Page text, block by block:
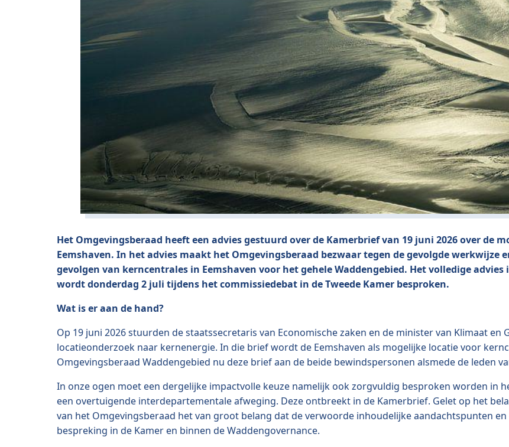
Het Omgevingsberaad heeft een advies gestuurd over de Kamerbrief van 19 juni 2026 over de
Eemshaven. In het advies maakt het Omgevingsberaad bezwaar tegen de gevolgde werkwijze
gevolgen van kerncentrales in Eemshaven voor het gehele Waddengebied. Het volledige
wordt donderdag 2 juli tijdens het commissiedebat in de Tweede Kamer besproken.
Wat is er aan de hand?
Op 19 juni 2026 stuurden de staatssecretaris van Economische zaken en de minister van Klimaat en
locatieonderzoek naar kernenergie. In die brief wordt de Eemshaven als mogelijke locatie voor
Omgevingsberaad Waddengebied nu deze brief aan de beide bewindspersonen alsmede de leden
In onze ogen moet een dergelijke impactvolle keuze namelijk ook zorgvuldig besproken worden in
een overtuigende interdepartementale afweging. Deze ontbreekt in de Kamerbrief. Gelet op het
van het Omgevingsberaad het van groot belang dat de verwoorde inhoudelijke aandachtspunten
bespreking in de Kamer en binnen de Waddengovernance.